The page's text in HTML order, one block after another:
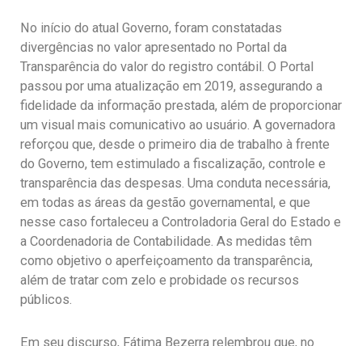
No início do atual Governo, foram constatadas
divergências no valor apresentado no Portal da
Transparência do valor do registro contábil. O Portal
passou por uma atualização em 2019, assegurando a
fidelidade da informação prestada, além de proporcionar
um visual mais comunicativo ao usuário. A governadora
reforçou que, desde o primeiro dia de trabalho à frente
do Governo, tem estimulado a fiscalização, controle e
transparência das despesas. Uma conduta necessária,
em todas as áreas da gestão governamental, e que
nesse caso fortaleceu a Controladoria Geral do Estado e
a Coordenadoria de Contabilidade. As medidas têm
como objetivo o aperfeiçoamento da transparência,
além de tratar com zelo e probidade os recursos
públicos.
Em seu discurso, Fátima Bezerra relembrou que, no